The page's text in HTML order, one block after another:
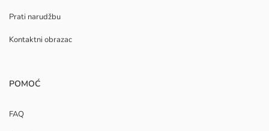
Prati narudžbu
Kontaktni obrazac
POMOĆ
FAQ